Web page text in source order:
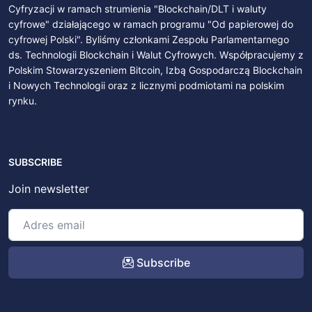
Cyfryzacji w ramach strumienia "Blockchain/DLT i waluty
cyfrowe" działającego w ramach programu "Od papierowej do
cyfrowej Polski". Byliśmy członkami Zespołu Parlamentarnego
ds. Technologii Blockchain i Walut Cyfrowych. Współpracujemy z
Polskim Stowarzyszeniem Bitcoin, Izbą Gospodarczą Blockchain
i Nowych Technologii oraz z licznymi podmiotami na polskim
rynku.
SUBSCRIBE
Join newsletter
Subscribe